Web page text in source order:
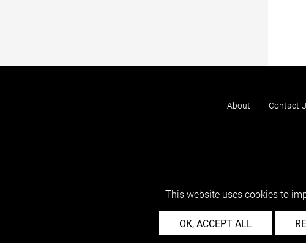
About Contact
This website uses cookies to
OK, ACCEPT ALL